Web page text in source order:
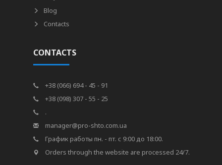
Blog
Contacts
CONTACTS
+38 (066) 694 - 45 - 91
+38 (098) 307 - 55 - 25
.
manager@pro-shto.com.ua
График работы пн. - пт. с 9:00 до 18:00.
Orders through the website are processed 24/7.